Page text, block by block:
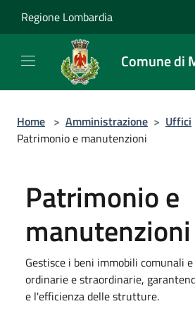
Regione Lombardia
Comune di
Home > Amministrazione > Uffici
Patrimonio e manutenzioni
Patrimonio e
manutenzioni
Gestisce i beni immobili comunali
ordinarie e straordinarie,
e l'efficienza delle strutture.